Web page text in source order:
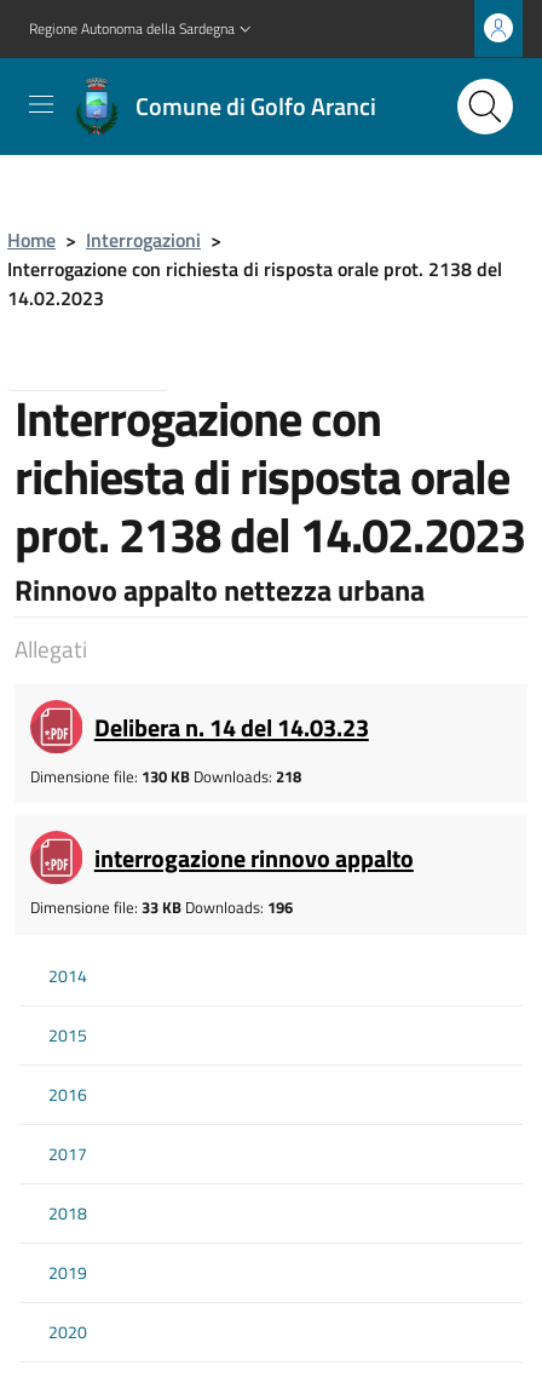
Regione Autonoma della Sardegna
Comune di Golfo Aranci
Home > Interrogazioni >
Interrogazione con richiesta di risposta orale prot. 2138 del
14.02.2023
Interrogazione con
richiesta di risposta orale
prot. 2138 del 14.02.2023
Rinnovo appalto nettezza urbana
Allegati
Delibera n. 14 del 14.03.23
Dimensione file: 130 KB Downloads: 218
interrogazione rinnovo appalto
Dimensione file: 33 KB Downloads: 196
2014
2015
2016
2017
2018
2019
2020